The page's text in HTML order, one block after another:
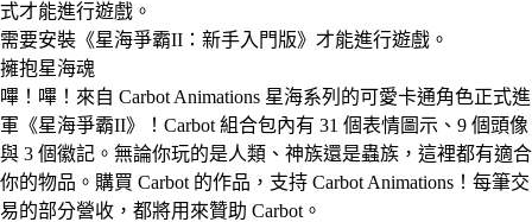
式才能進行遊戲。
需要安裝《星海爭霸II：新手入門版》才能進行遊戲。
擁抱星海魂
嗶！嗶！來自 Carbot Animations 星海系列的可愛卡通角色正式進
軍《星海爭霸II》！Carbot 組合包內有 31 個表情圖示、9 個頭像
與 3 個徽記。無論你玩的是人類、神族還是蟲族，這裡都有適合
你的物品。購買 Carbot 的作品，支持 Carbot Animations！每筆交
易的部分營收，都將用來贊助 Carbot。